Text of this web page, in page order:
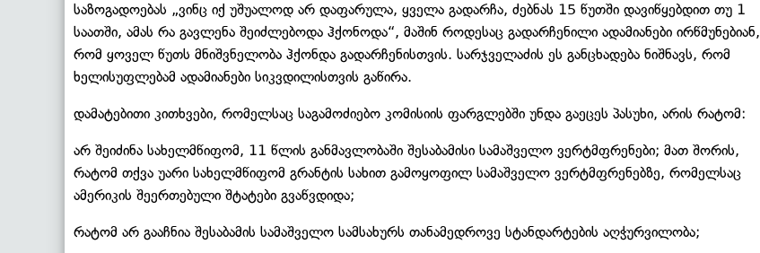
საზოგადოებას „ვინც იქ უშუალოდ არ დაფარულა, ყველა გადარჩა, ძებნას 15 წუთში დავიწყებდით თუ 1
საათში, ამას რა გავლენა შეიძლებოდა ჰქონოდა“, მაშინ როდესაც გადარჩენილი ადამიანები ირწმუნებიან,
რომ ყოველ წუთს მნიშვნელობა ჰქონდა გადარჩენისთვის. სარჯველაძის ეს განცხადება ნიშნავს, რომ
ხელისუფლებამ ადამიანები სიკვდილისთვის გაწირა.
დამატებითი კითხვები, რომელსაც საგამოძიებო კომისიის ფარგლებში უნდა გაეცეს პასუხი, არის რატომ:
არ შეიძინა სახელმწიფომ, 11 წლის განმავლობაში შესაბამისი სამაშველო ვერტმფრენები; მათ შორის,
რატომ თქვა უარი სახელმწიფომ გრანტის სახით გამოყოფილ სამაშველო ვერტმფრენებზე, რომელსაც
ამერიკის შეერთებული შტატები გვაწვდიდა;
რატომ არ გააჩნია შესაბამის სამაშველო სამსახურს თანამედროვე სტანდარტების აღჭურვილობა;